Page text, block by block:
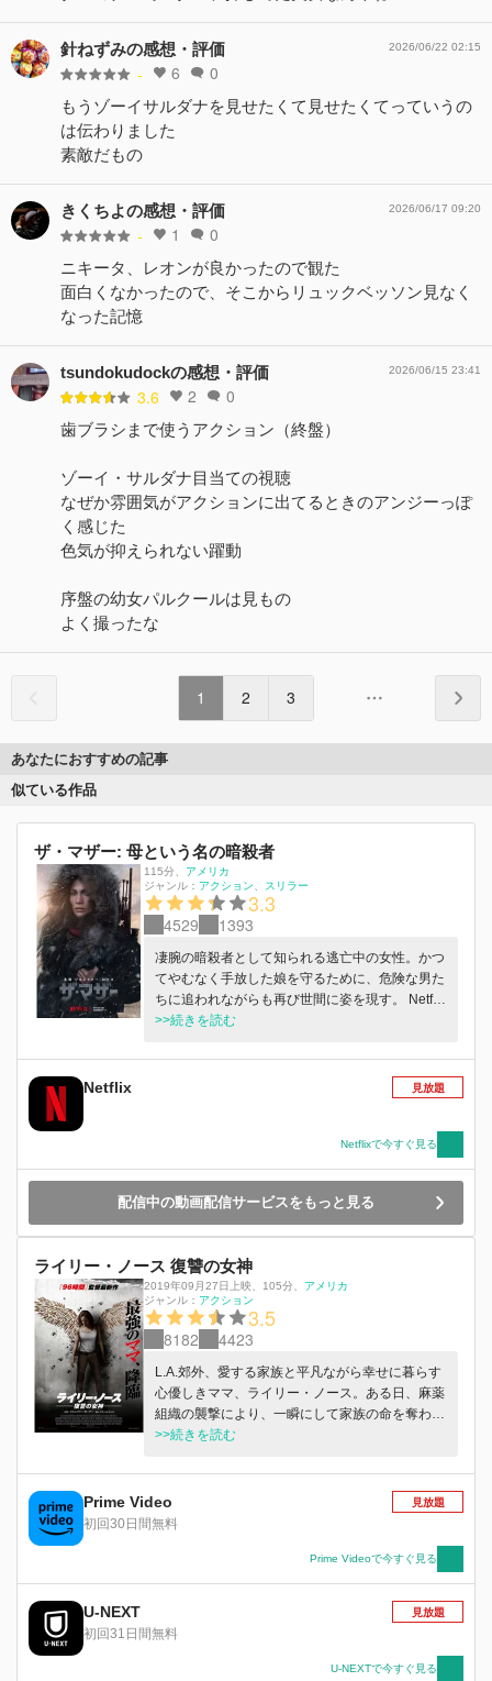
針ねずみの感想・評価
- 6 0
2026/06/22 02:15
もうゾーイサルダナを見せたくて見せたくてっていうの
は伝わりました
素敵だもの
きくちよの感想・評価
- 1 0
2026/06/17 09:20
ニキータ、レオンが良かったので観た
面白くなかったので、そこからリュックベッソン見なく
なった記憶
tsundokudockの感想・評価
3.6 2 0
2026/06/15 23:41
歯ブラシまで使うアクション（終盤）
ゾーイ・サルダナ目当ての視聴
なぜか雰囲気がアクションに出てるときのアンジーっぽ
く感じた
色気が抑えられない躍動
序盤の幼女パルクールは見もの
よく撮ったな
1 2 3
あなたにおすすめの記事
似ている作品
ザ・マザー: 母という名の暗殺者
115分
アメリカ
ジャンル： アクション スリラー
3.3
4529 1393
凄腕の暗殺者として知られる逃亡中の女性。かつ
てやむなく手放した娘を守るために、危険な男た
ちに追われながらも再び世間に姿を現す。 Netflix
映画「ザ・マザー: 母という名の暗殺者」5月12
>>続きを読む
Netflix 見放題
Netflixで今すぐ見る
配信中の動画配信サービスをもっと見る
ライリー・ノース 復讐の女神
2019年09月27日上映 105分
アメリカ
ジャンル： アクション
3.5
8182 4423
L.A.郊外、愛する家族と平凡ながら幸せに暮らす
心優しきママ、ライリー・ノース。ある日、麻薬
組織の襲撃により、一瞬にして家族の命を奪わ
れ、彼女は姿を消した。そして、5年後、ライリ
た。復讐のため、悪党どもに正義の鉄槌を下すた
めに―。ライリーVS麻薬カルテル。やがてそれ
は、警察、メディア、そして街中を巻き込む一大
>>続きを読む
Prime Video
初回30日間無料
見放題
Prime Videoで今すぐ見る
U-NEXT
初回31日間無料
見放題
U-NEXTで今すぐ見る